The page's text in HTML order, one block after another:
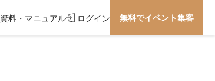
資料・マニュアル ログイン 無料でイベント集客